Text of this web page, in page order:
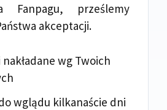
Fanpagu, prześlemy
akceptacji.
wg Twoich
wglądu kilkanaście dni